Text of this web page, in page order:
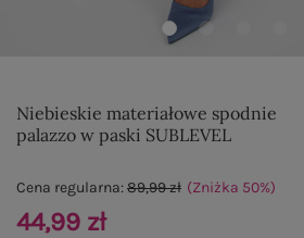
Niebieskie materiałowe spodnie
palazzo w paski SUBLEVEL
Cena regularna:89,99 zł (Zniżka 50%)
44,99 zł